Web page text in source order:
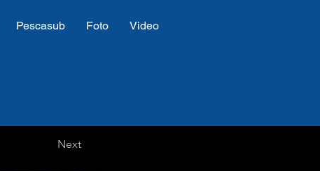
Pescasub Foto Video
Next